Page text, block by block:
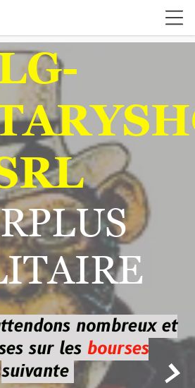

nombreux et
sur les bourses
suivante